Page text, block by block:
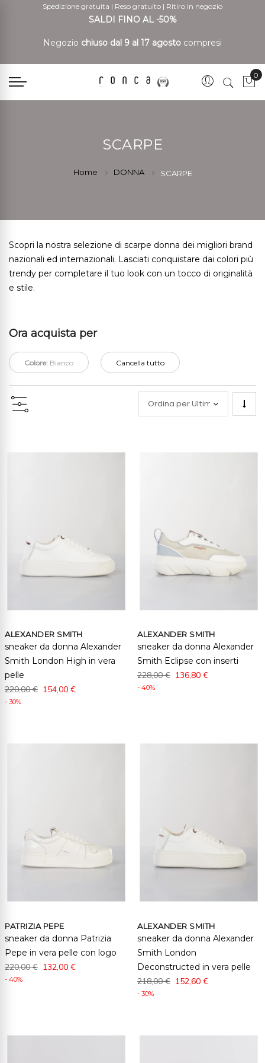
Spedizione gratuita | Reso gratuito | Ritiro in negozio
SALDI FINO AL -50%
Negozio chiuso dal 9 al 17 agosto compresi
0
SCARPE
Home DONNA SCARPE
Scopri la nostra selezione di scarpe donna dei migliori brand
nazionali ed internazionali. Lasciati conquistare dai colori più
trendy per completare il tuo look con un tocco di originalità
e stile.
Ora acquista per
Colore: Bianco Cancella tutto
ALEXANDER SMITH
sneaker da donna Alexander
Smith London High in vera
pelle
220,00 € 154,00 €
- 30%
ALEXANDER SMITH
sneaker da donna Alexander
Smith Eclipse con inserti
228,00 € 136,80 €
- 40%
PATRIZIA PEPE
sneaker da donna Patrizia
Pepe in vera pelle con logo
220,00 € 132,00 €
- 40%
ALEXANDER SMITH
sneaker da donna Alexander
Smith London
Deconstructed in vera pelle
218,00 € 152,60 €
- 30%